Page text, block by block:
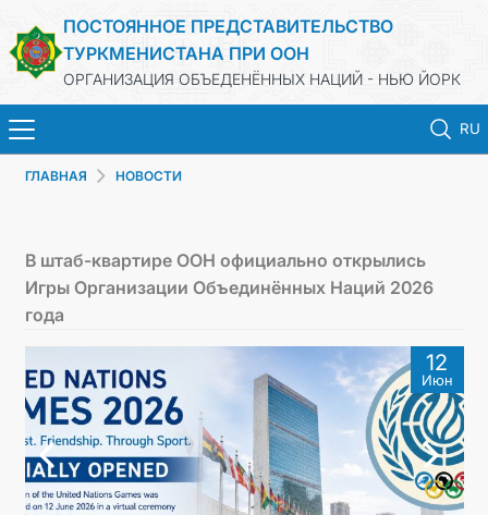
ПОСТОЯННОЕ ПРЕДСТАВИТЕЛЬСТВО
ТУРКМЕНИСТАНА ПРИ ООН
ОРГАНИЗАЦИЯ ОБЪЕДЕНЁННЫХ НАЦИЙ - НЬЮ ЙОРК
RU
ТУРКМЕНИСТАН
ПРИОРИТЕТНЫЕ ПОЗИЦИИ
ВЫСТУПЛЕНИЯ И ДОКУМЕНТЫ
ГЛАВНАЯ НОВОСТИ
В штаб-квартире ООН официально открылись
Игры Организации Объединённых Наций 2026
года
12
Июн